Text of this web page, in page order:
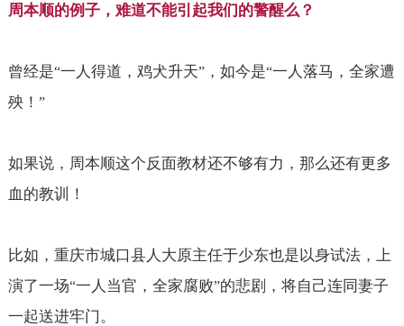
周本顺的例子，难道不能引起我们的警醒么？
曾经是“一人得道，鸡犬升天”，如今是“一人落马，全家遭
殃！ ”
如果说，周本顺这个反面教材还不够有力，那么还有更多
血的教训！
比如，重庆市城口县人大原主任于少东也是以身试法，上
演了一场“一人当官，全家腐败”的悲剧，将自己连同妻子
一起送进牢门。